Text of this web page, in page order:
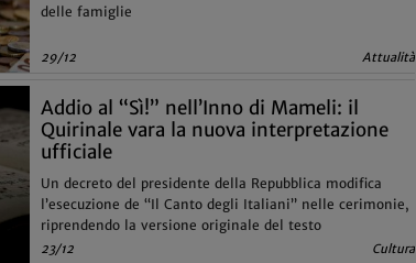
delle famiglie
29/12 Attualità
Addio al “Sì!” nell’Inno di Mameli: il
Quirinale vara la nuova interpretazione
ufficiale
Un decreto del presidente della Repubblica modifica
l’esecuzione de “Il Canto degli Italiani” nelle cerimonie,
riprendendo la versione originale del testo
23/12 Cultura